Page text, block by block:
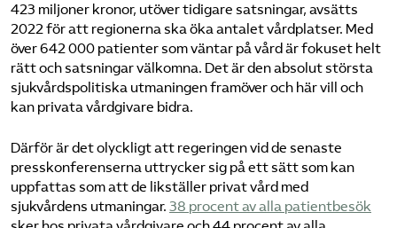
423 miljoner kronor, utöver tidigare satsningar, avsätts
2022 för att regionerna ska öka antalet vårdplatser. Med
över 642 000 patienter som väntar på vård är fokuset helt
rätt och satsningar välkomna. Det är den absolut största
sjukvårdspolitiska utmaningen framöver och här vill och
kan privata vårdgivare bidra.
Därför är det olyckligt att regeringen vid de senaste
presskonferenserna uttrycker sig på ett sätt som kan
uppfattas som att de likställer privat vård med
sjukvårdens utmaningar. 38 procent av alla patientbesök